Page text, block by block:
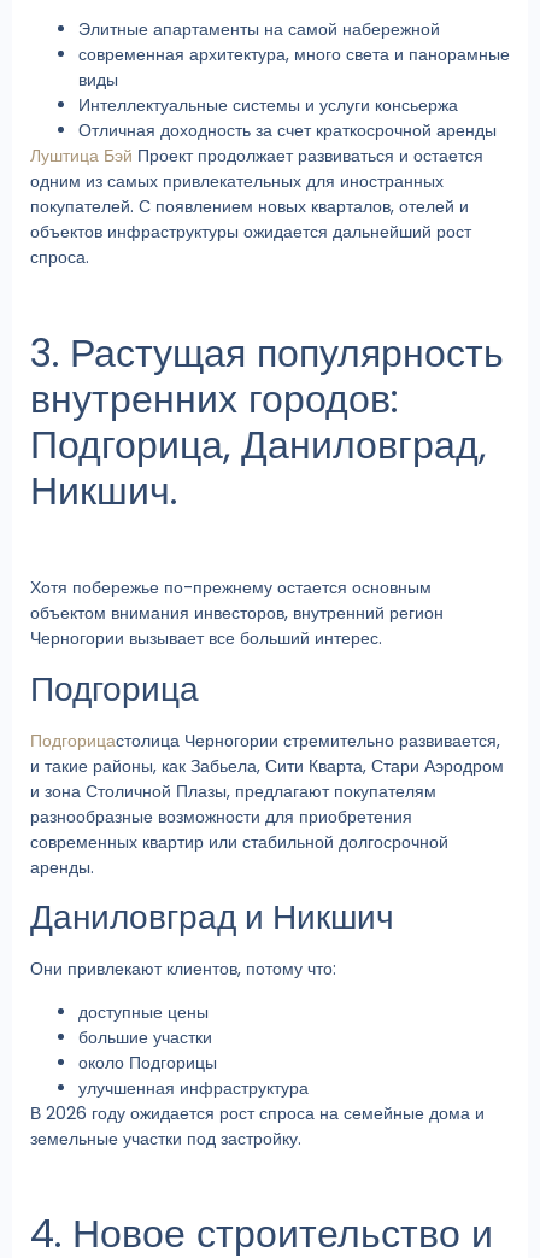
Элитные апартаменты на самой набережной
современная архитектура, много света и панорамные
виды
Интеллектуальные системы и услуги консьержа
Отличная доходность за счет краткосрочной аренды
Луштица Бэй Проект продолжает развиваться и остается
одним из самых привлекательных для иностранных
покупателей. С появлением новых кварталов, отелей и
объектов инфраструктуры ожидается дальнейший рост
спроса.
3. Растущая популярность
внутренних городов:
Подгорица, Даниловград,
Никшич.
Хотя побережье по-прежнему остается основным
объектом внимания инвесторов, внутренний регион
Черногории вызывает все больший интерес.
Подгорица
Подгорицастолица Черногории стремительно развивается,
и такие районы, как Забьела, Сити Кварта, Стари Аэродром
и зона Столичной Плазы, предлагают покупателям
разнообразные возможности для приобретения
современных квартир или стабильной долгосрочной
аренды.
Даниловград и Никшич
Они привлекают клиентов, потому что:
доступные цены
большие участки
около Подгорицы
улучшенная инфраструктура
В 2026 году ожидается рост спроса на семейные дома и
земельные участки под застройку.
4. Новое строительство и